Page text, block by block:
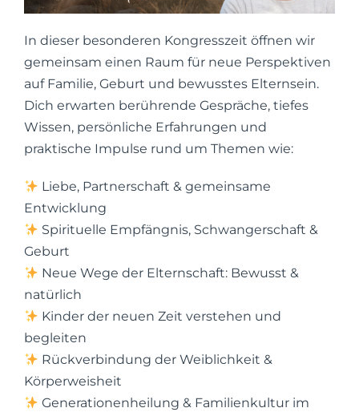
In dieser besonderen Kongresszeit öffnen wir
gemeinsam einen Raum für neue Perspektiven
auf Familie, Geburt und bewusstes Elternsein.
Dich erwarten berührende Gespräche, tiefes
Wissen, persönliche Erfahrungen und
praktische Impulse rund um Themen wie:
Liebe, Partnerschaft & gemeinsame
Entwicklung
Spirituelle Empfängnis, Schwangerschaft &
Geburt
Neue Wege der Elternschaft: Bewusst &
natürlich
Kinder der neuen Zeit verstehen und
begleiten
Rückverbindung der Weiblichkeit &
Körperweisheit
Generationenheilung & Familienkultur im